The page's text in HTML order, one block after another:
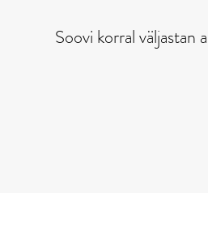
Soovi korral väljastan